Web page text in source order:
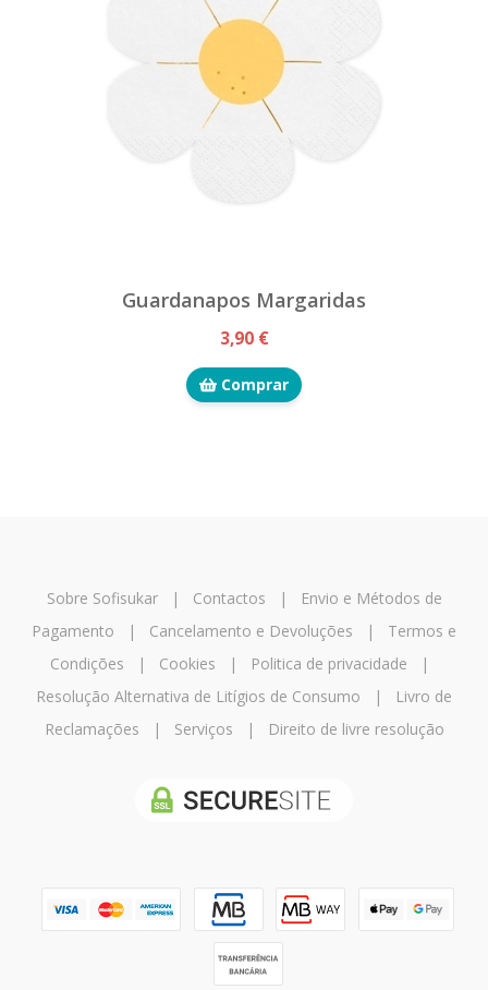
Guardanapos Margaridas
3,90 €
Comprar
Sobre Sofisukar| Contactos |
Envio e Métodos de
Pagamento | Cancelamento e Devoluções | Termos e
Condições | Cookies | Politica de privacidade |
Resolução Alternativa de Litígios de Consumo |
Livro de
Reclamações | Serviços | Direito de livre resolução